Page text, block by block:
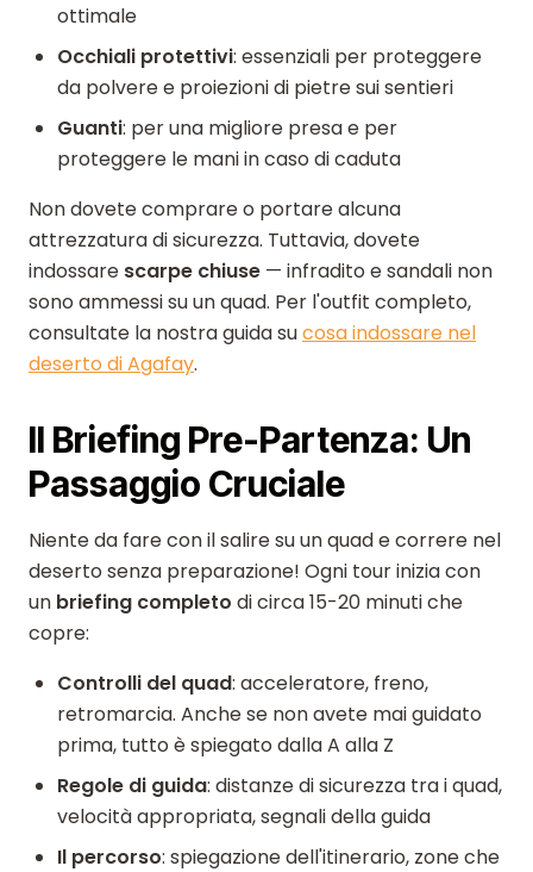
ottimale
Occhiali protettivi: essenziali per proteggere
da polvere e proiezioni di pietre sui sentieri
Guanti: per una migliore presa e per
proteggere le mani in caso di caduta
Non dovete comprare o portare alcuna
attrezzatura di sicurezza. Tuttavia, dovete
indossare scarpe chiuse — infradito e sandali non
sono ammessi su un quad. Per l'outfit completo,
consultate la nostra guida sucosa indossare nel
deserto di Agafay.
Il Briefing Pre-Partenza: Un
Passaggio Cruciale
Niente da fare con il salire su un quad e correre nel
deserto senza preparazione! Ogni tour inizia con
un briefing completo di circa 15-20 minuti che
copre:
Controlli del quad: acceleratore, freno,
retromarcia. Anche se non avete mai guidato
prima, tutto è spiegato dalla A alla Z
Regole di guida: distanze di sicurezza tra i quad,
velocità appropriata, segnali della guida
Il percorso: spiegazione dell'itinerario, zone che